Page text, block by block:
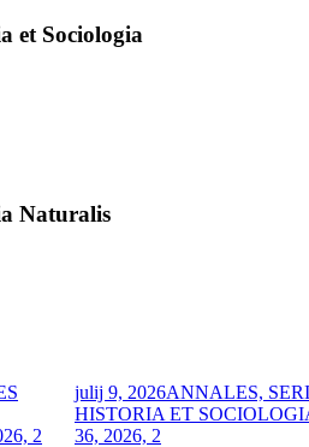
et Sociologia
Naturalis
julij 9, 2026ANNALES,
HISTORIA ET
36, 2026, 2